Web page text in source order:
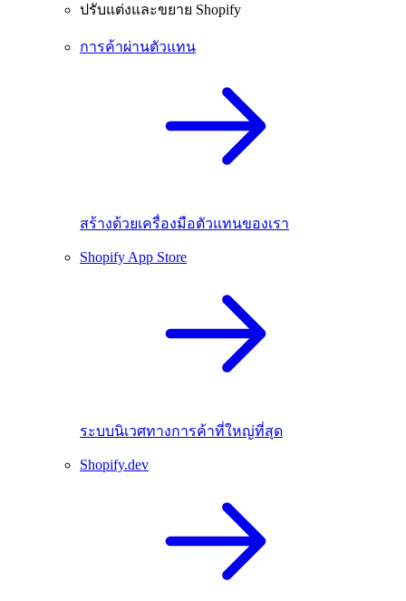
ปรับแต่งและขยาย Shopify
การค้าผ่านตัวแทน
สร้างด้วยเครื่องมือตัวแทนของเรา
Shopify App Store
ระบบนิเวศทางการค้าที่ใหญ่ที่สุด
Shopify.dev